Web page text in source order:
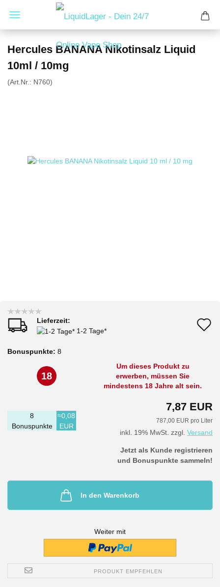
Hercules BANANA Nikotinsalz Liquid
10ml / 10mg
(Art.Nr.: N760)
Lieferzeit:
1-2 Tage*
Bonuspunkte: 8
18
Um dieses Produkt zu
erwerben, müssen Sie
mindestens 18 Jahre alt sein.
7,87 EUR
787,00 EUR pro Liter
inkl. 19% MwSt. zzgl. Versand
8
Bonuspunkte
≈0,08
EUR
Jetzt als Kunde registrieren
und Bonuspunkte sammeln!
In den Warenkorb
Weiter mit
PRODUKT EMPFEHLEN